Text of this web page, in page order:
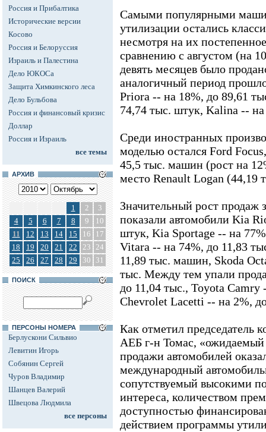
Россия и Прибалтика
Исторические версии
Косово
Россия и Белоруссия
Израиль и Палестина
Дело ЮКОСа
Защита Химкинского леса
Дело Бульбова
Россия и финансовый кризис
Доллар
Россия и Израиль
все темы
АРХИВ
1 2
3
4
5 6 7 8 9
10
11
12 13 14 15 16
17
18
19 20 21 22 23 24
25
26 27 28 29 30 31
ПОИСК
ПЕРСОНЫ НОМЕРА
Берлускони Сильвио
Левитин Игорь
Собянин Сергей
Чуров Владимир
Шанцев Валерий
Швецова Людмила
все персоны
Самыми популярными
утилизации остались
несмотря на их
сравнению с августом (на
девять месяцев было
аналогичный период
Priora -- на 18%, до 89,61
74,74 тыс. штук, Kalina --
Среди иностранных
моделью остался Ford
45,5 тыс. машин (рост на
место Renault Logan (44,19
Значительный рост продаж
показали автомобили Kia
штук, Kia Sportage -- на
Vitara -- на 74%, до 11,83
11,89 тыс. машин, Skoda
тыс. Между тем упали
до 11,04 тыс., Toyota Camry
Chevrolet Lacetti -- на 2%,
Как отметил председатель
АЕБ г-н Томас,
продажи автомобилей
международный
сопутствуемый высокими
интереса, количеством
доступностью
действием программы